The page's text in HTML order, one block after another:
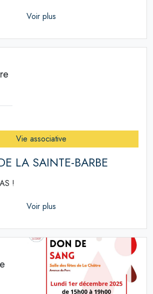
Voir plus
Vie associative
LA SAINTE-BARBE
!
Voir plus